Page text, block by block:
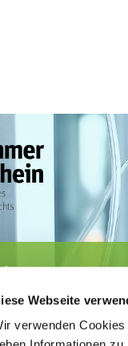
Webseite
verwenden
0211 / 4302 2009